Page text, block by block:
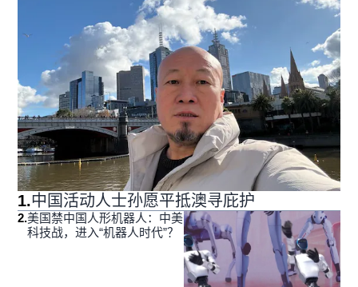
1.中国活动人士孙愿平抵澳寻庇护
2.美国禁中国人形机器人：中美
科技战，进入“机器人时代”？